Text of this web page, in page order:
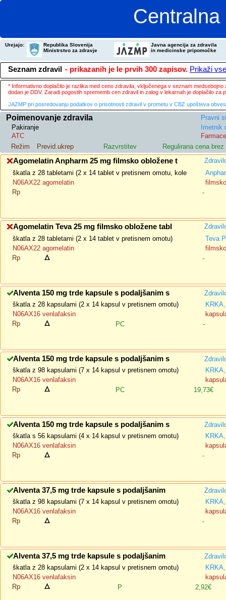
Urejajo:
Republika Slovenija
Ministrstvo za zdravje
Javna agencija za zdravila
in medicinske pripomočke
Seznam zdravil - prikazanih je le prvih 300 zapisov. Prikaži vse
* Informativno doplačilo je razlika med ceno zdravila, vključenega v seznam
dodan je DDV. Zaradi pogostih sprememb cen zdravil in zalog v lekarnah je doplačilo
JAZMP pri posredovanju podatkov o prisotnosti zdravil v prometu v CBZ upošteva
Poimenovanje zdravila
Pravni
Pakiranje
Imetnik
ATC
Režim
Previd.ukrep Razvrstitev Regulirana cena brez
Agomelatin Anpharm 25 mg filmsko obložene t
škatla z 28 tabletami (2 x 14 tablet v pretisnem omotu, kole
N06AX22 agomelatin
Rp
-
Agomelatin Teva 25 mg filmsko obložene tabl
škatla z 28 tabletami (2 x 14 tablet v pretisnem omotu)
Teva
N06AX22 agomelatin
Rp
-
Alventa 150 mg trde kapsule s podaljšanim s
škatla z 28 kapsulami (2 x 14 kapsul v pretisnem omotu)
N06AX16 venlafaksin
Rp
PC -
Alventa 150 mg trde kapsule s podaljšanim s
škatla z 98 kapsulami (7 x 14 kapsul v pretisnem omotu)
N06AX16 venlafaksin
Rp
PC 19,73€
Alventa 150 mg trde kapsule s podaljšanim s
škatla s 56 kapsulami (4 x 14 kapsul v pretisnem omotu)
N06AX16 venlafaksin
Rp
-
Alventa 37,5 mg trde kapsule s podaljšanim
škatla z 98 kapsulami (7 x 14 kapsul v pretisnem omotu)
N06AX16 venlafaksin
Rp
-
Alventa 37,5 mg trde kapsule s podaljšanim
škatla z 28 kapsulami (2 x 14 kapsul v pretisnem omotu)
N06AX16 venlafaksin
Rp
P 2,92€